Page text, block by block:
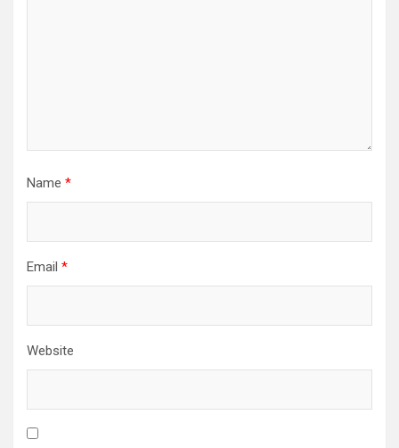
Name *
Email *
Website